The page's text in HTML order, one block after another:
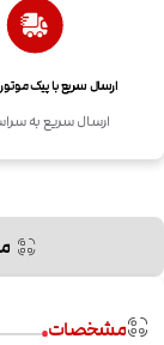
ارسال سریع با پیک
ارسال سریع به
مشخصات